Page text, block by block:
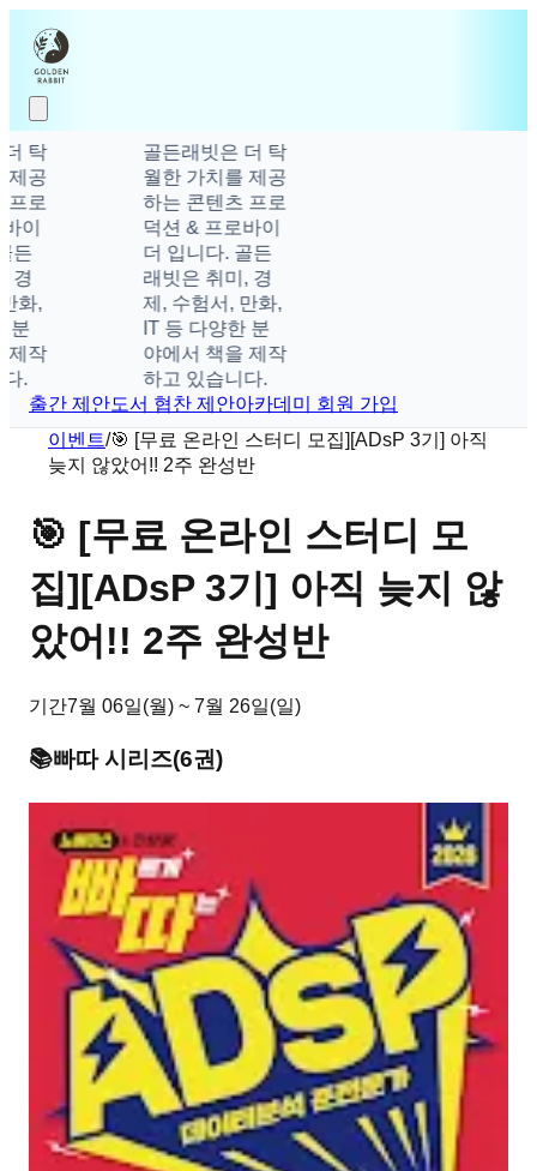
,
골든래빗은 더 탁
월한 가치를 제공
하는 콘텐츠 프로
덕션 & 프로바이
더 입니다. 골든
래빗은 취미, 경
제, 수험서, 만화,
IT 등 다양한 분
야에서 책을 제작
하고 있습니다.
출간 제안도서 협찬 제안아카데미 회원 가입
이벤트/🎯 [무료 온라인 스터디 모집][ADsP 3기] 아직
늦지 않았어!! 2주 완성반
🎯 [무료 온라인 스터디 모
집][ADsP 3기] 아직 늦지 않
았어!! 2주 완성반
기간7월 06일(월) ~ 7월 26일(일)
📚빠따시리즈(6권)